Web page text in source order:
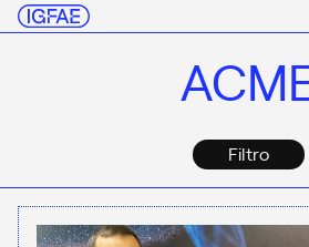
Filtro